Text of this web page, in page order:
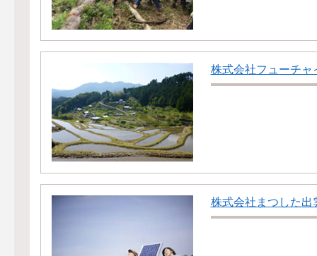
株式会社フューチャ
株式会社まつした出